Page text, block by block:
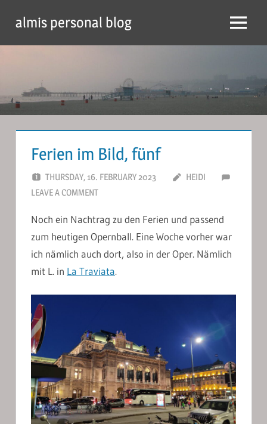
content
almis personal blog Menu
Ferien im Bild, fünf
THURSDAY, 16. FEBRUARY 2023
HEIDI
LEAVE A COMMENT
Noch ein Nachtrag zu den Ferien und passend
zum heutigen Opernball. Eine Woche vorher war
ich nämlich auch dort, also in der Oper. Nämlich
mit L. in La Traviata.